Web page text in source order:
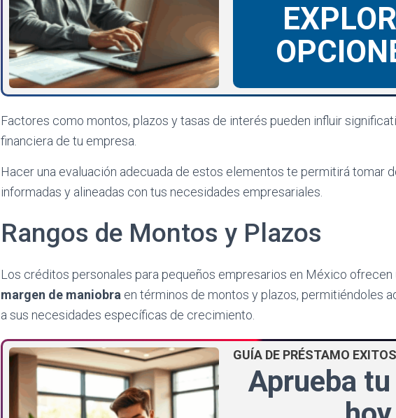
Factores como montos, plazos y tasas de interés pueden influir
financiera de tu empresa.
Hacer una evaluación adecuada de estos elementos te permitirá tomar
informadas y alineadas con tus necesidades empresariales.
Rangos de Montos y Plazos
Los créditos personales para pequeños empresarios en México ofrecen
margen de maniobra en términos de montos y plazos, permitiéndoles
a sus necesidades específicas de crecimiento.
GUÍA DE PRÉSTAMO
Aprueba